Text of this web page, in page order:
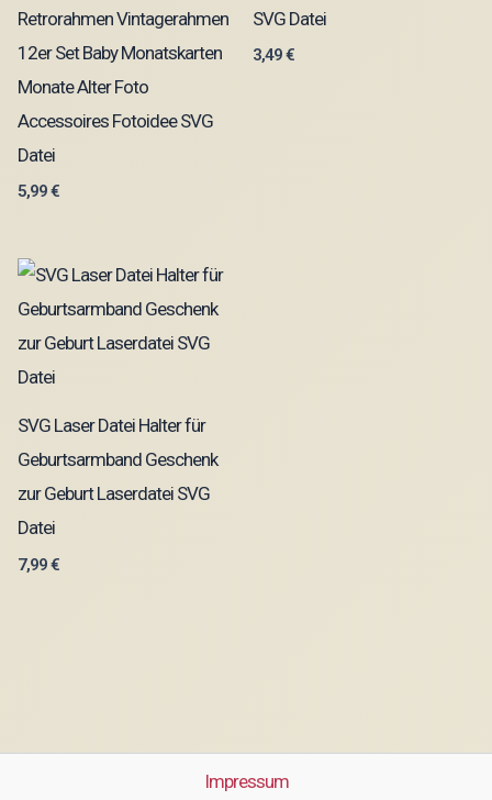
Retrorahmen Vintagerahmen
12er Set Baby Monatskarten
Monate Alter Foto
Accessoires Fotoidee SVG
Datei
5,99€
SVG Datei
3,49€
SVG Laser Datei Halter für
Geburtsarmband Geschenk
zur Geburt Laserdatei SVG
Datei
7,99€
Impressum